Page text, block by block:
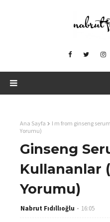
Ana Sayfa I m from ginseng serum
Yorumu)
Ginseng
Kullananlar
Yorumu)
Nabrut Fıdıllıoğlu 16:05